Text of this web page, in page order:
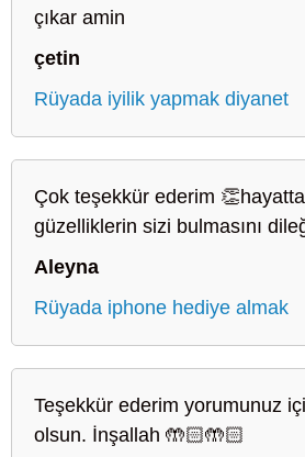
çıkar amin
çetin
Rüyada iyilik yapmak diyanet
Çok teşekkür ederim
güzelliklerin sizi bulmasını
Aleyna
Rüyada iphone hediye almak
Teşekkür ederim yorumunuz
olsun. İnşallah 🤲🏻🤲🏻